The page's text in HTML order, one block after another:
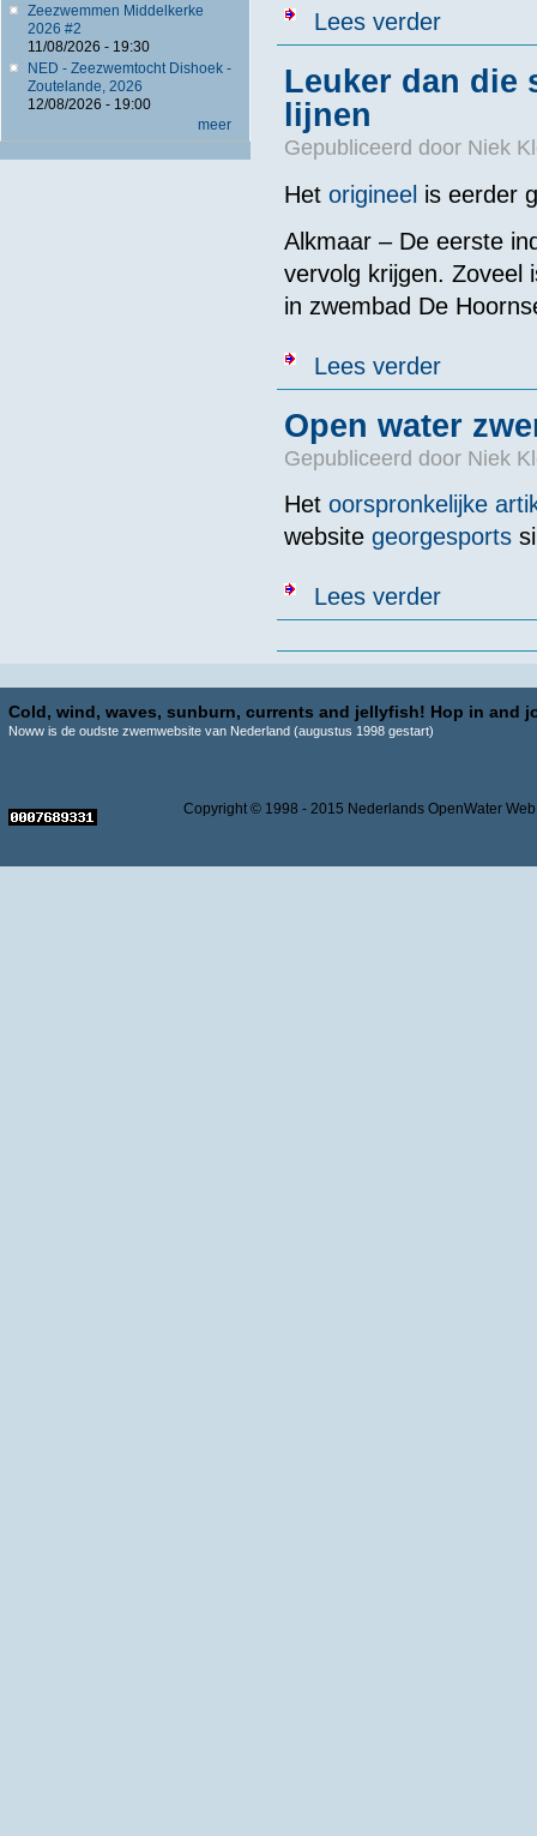
Zeezwemmen Middelkerke
2026 #2
11/08/2026 - 19:30
NED - Zeezwemtocht Dishoek -
Zoutelande, 2026
12/08/2026 - 19:00
meer
Lees verderover 1ste
Leuker dan die
lijnen
Gepubliceerd door Niek
Het origineel is eerder
Alkmaar – De eerste
vervolg krijgen. Zoveel
in zwembad De
Lees verderover Leuker
Open water
Gepubliceerd door Niek
Het oorspronkelijke
website georgesports
Lees verderover Open
Cold, wind, waves, sunburn, currents and jellyfish! Hop in and
Noww is de oudste zwemwebsite van Nederland (augustus 1998 gestart)
Copyright © 1998 - 2015 Nederlands OpenWater